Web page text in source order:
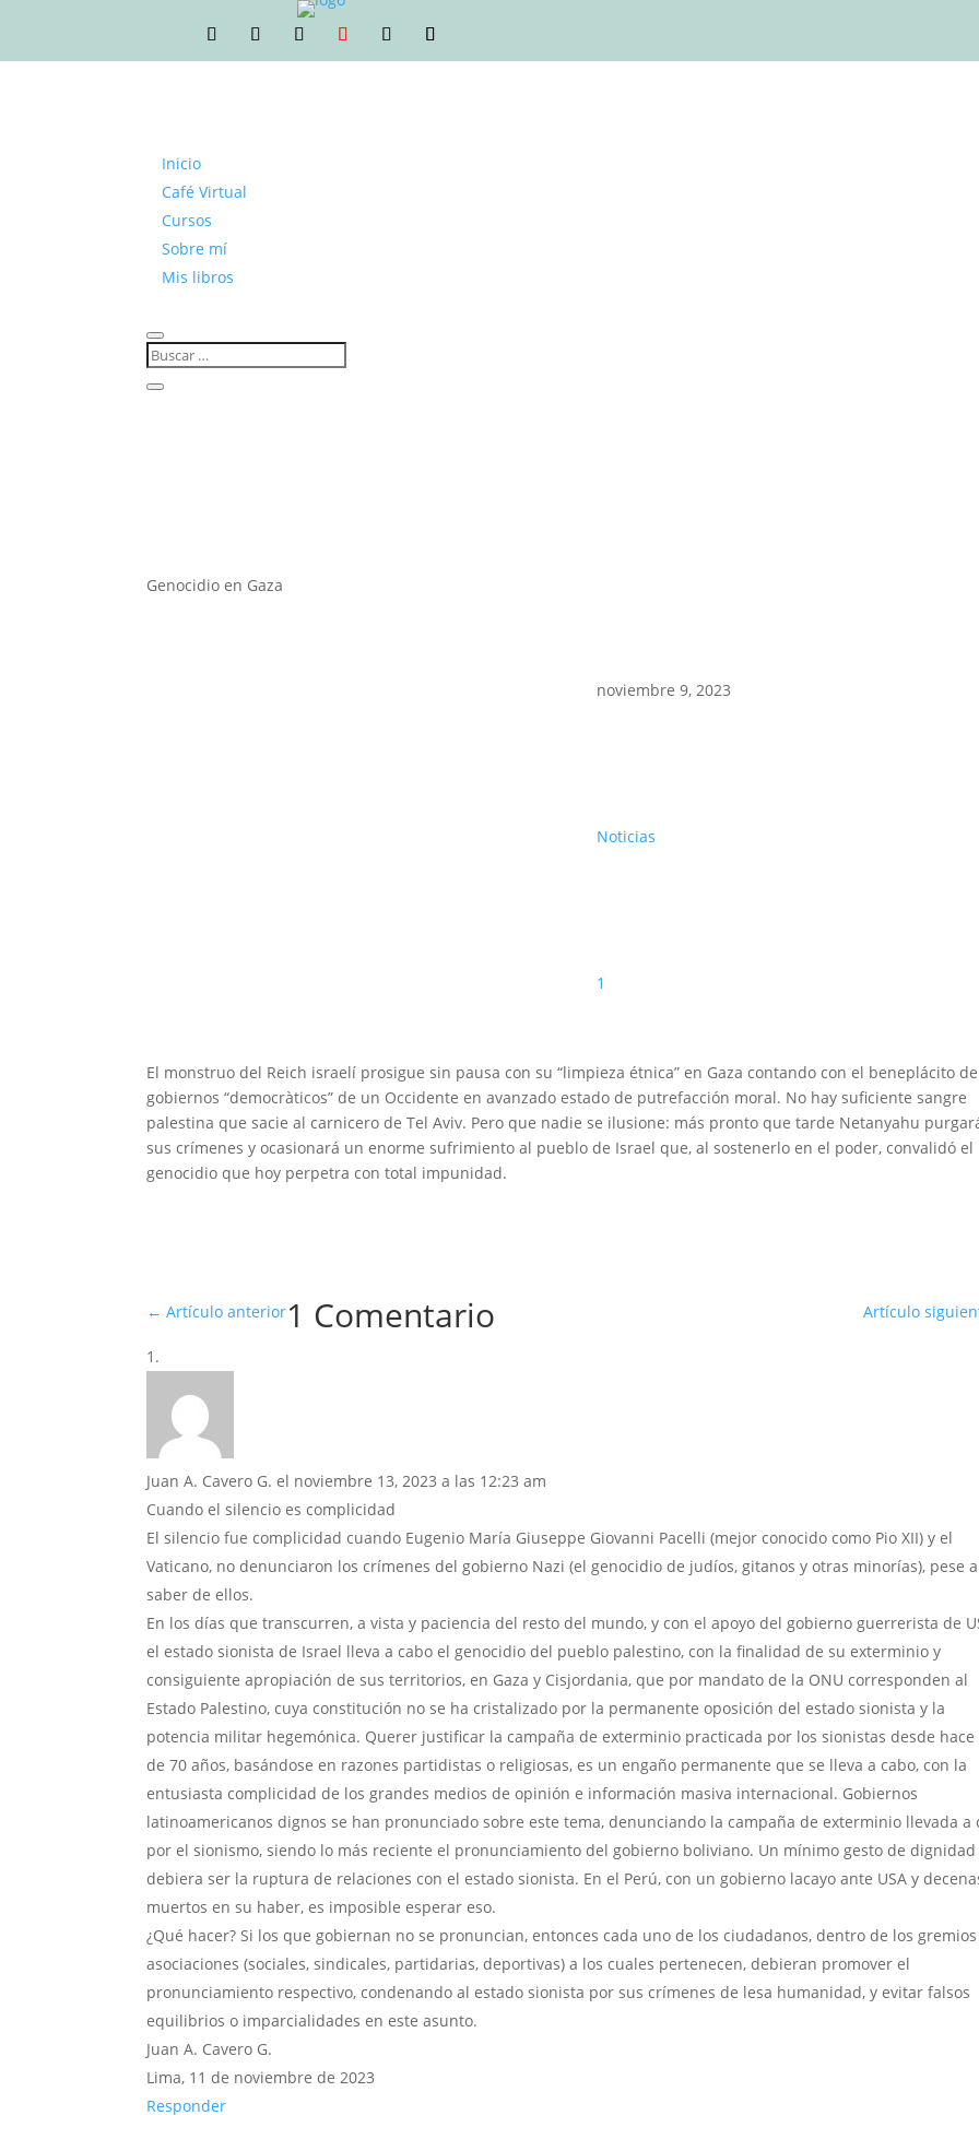
Inicio
Café Virtual
Cursos
Sobre mí
Mis libros
Genocidio en Gaza
noviembre 9, 2023
Noticias
1
El monstruo del Reich israelí prosigue sin pausa con su “limpieza étnica” en Gaza contando con el beneplácito
gobiernos “democràticos” de un Occidente en avanzado estado de putrefacción moral. No hay suficiente sangre
palestina que sacie al carnicero de Tel Aviv. Pero que nadie se ilusione: más pronto que tarde Netanyahu
sus crímenes y ocasionará un enorme sufrimiento al pueblo de Israel que, al sostenerlo en el poder, convalidó el
genocidio que hoy perpetra con total impunidad.
←Artículo anterior Artículo
1 Comentario
Juan A. Cavero G. el noviembre 13, 2023 a las 12:23 am
Cuando el silencio es complicidad
El silencio fue complicidad cuando Eugenio María Giuseppe Giovanni Pacelli (mejor conocido como Pio XII) y el
Vaticano, no denunciaron los crímenes del gobierno Nazi (el genocidio de judíos, gitanos y otras minorías), pese a
saber de ellos.
En los días que transcurren, a vista y paciencia del resto del mundo, y con el apoyo del gobierno guerrerista de
el estado sionista de Israel lleva a cabo el genocidio del pueblo palestino, con la finalidad de su exterminio y
consiguiente apropiación de sus territorios, en Gaza y Cisjordania, que por mandato de la ONU corresponden al
Estado Palestino, cuya constitución no se ha cristalizado por la permanente oposición del estado sionista y la
potencia militar hegemónica. Querer justificar la campaña de exterminio practicada por los sionistas desde hace
de 70 años, basándose en razones partidistas o religiosas, es un engaño permanente que se lleva a cabo, con la
entusiasta complicidad de los grandes medios de opinión e información masiva internacional. Gobiernos
latinoamericanos dignos se han pronunciado sobre este tema, denunciando la campaña de exterminio llevada a
por el sionismo, siendo lo más reciente el pronunciamiento del gobierno boliviano. Un mínimo gesto de dignidad
debiera ser la ruptura de relaciones con el estado sionista. En el Perú, con un gobierno lacayo ante USA y
muertos en su haber, es imposible esperar eso.
¿Qué hacer? Si los que gobiernan no se pronuncian, entonces cada uno de los ciudadanos, dentro de los
asociaciones (sociales, sindicales, partidarias, deportivas) a los cuales pertenecen, debieran promover el
pronunciamiento respectivo, condenando al estado sionista por sus crímenes de lesa humanidad, y evitar falsos
equilibrios o imparcialidades en este asunto.
Juan A. Cavero G.
Lima, 11 de noviembre de 2023
Responder